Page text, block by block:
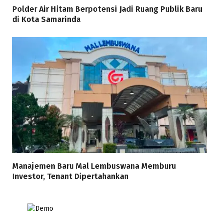
Polder Air Hitam Berpotensi Jadi Ruang Publik Baru
di Kota Samarinda
Manajemen Baru Mal Lembuswana Memburu
Investor, Tenant Dipertahankan